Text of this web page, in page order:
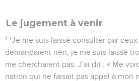
Le jugement à venir
1 *Je me suis laissé consulter par
demandaient rien, je me suis laissé
me cherchaient pas. J'ai dit : « Me
nation qui ne faisait pas appel à mon